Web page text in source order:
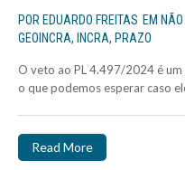
POR EDUARDO FREITAS EM
GEOINCRA, INCRA, PRAZO
O veto ao PL 4.497/2024 é um
o que podemos esperar caso
Read More